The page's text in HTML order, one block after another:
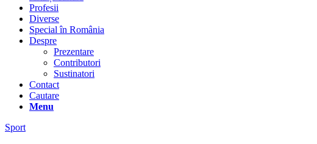
Profesii
Diverse
Special în România
Despre
Prezentare
Contributori
Sustinatori
Contact
Cautare
Menu
Sport